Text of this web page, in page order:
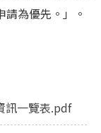
為優先。」。
訊一覽表.pdf